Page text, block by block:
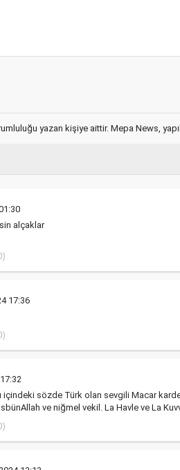
yazan kişiye aittir. Mepa News,
alçaklar
17:36
sözde Türk olan sevgili Macar
ve niğmel vekil. La Havle ve La